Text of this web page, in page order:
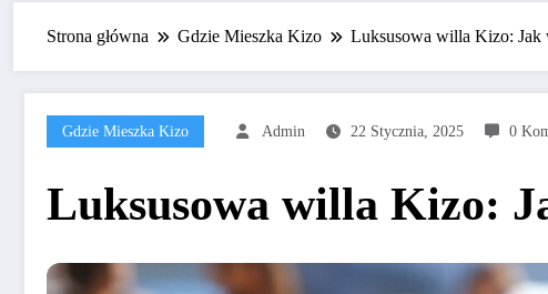
Strona główna Gdzie Mieszka Kizo Luksusowa willa Kizo: Jak
Gdzie Mieszka Kizo Admin 22 Stycznia, 2025 0
Luksusowa willa Kizo: